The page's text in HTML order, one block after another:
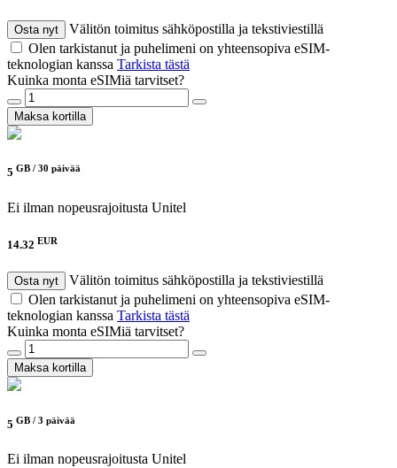
Osta nyt
Välitön toimitus sähköpostilla ja tekstiviestillä
Olen tarkistanut ja puhelimeni on yhteensopiva eSIM-
teknologian kanssa Tarkista tästä
Kuinka monta eSIMiä tarvitset?
Maksa kortilla
5 GB / 30 päivää
Ei ilman nopeusrajoitusta Unitel
14.32 EUR
Osta nyt
Välitön toimitus sähköpostilla ja tekstiviestillä
Olen tarkistanut ja puhelimeni on yhteensopiva eSIM-
teknologian kanssa Tarkista tästä
Kuinka monta eSIMiä tarvitset?
Maksa kortilla
5 GB / 3 päivää
Ei ilman nopeusrajoitusta Unitel